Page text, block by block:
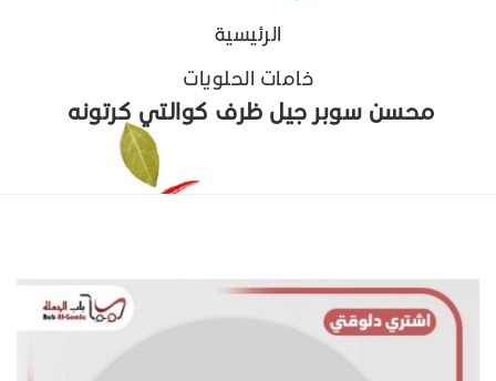
الرئيسية
خامات الحلويات
محسن سوبر جيل ظرف كوالتي كرتونه